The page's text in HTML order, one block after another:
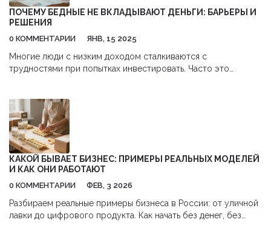
ПОЧЕМУ БЕДНЫЕ НЕ ВКЛАДЫВАЮТ ДЕНЬГИ: БАРЬЕРЫ И
РЕШЕНИЯ
0 КОММЕНТАРИИ ЯНВ, 15 2025
Многие люди с низким доходом сталкиваются с
трудностями при попытках инвестировать. Часто это
небольшие шаги могут привести к улучшению финансового
положения. Образование в области финансов и доступ к
ресурсам помогают преодолеть эти преграды.
КАКОЙ БЫВАЕТ БИЗНЕС: ПРИМЕРЫ РЕАЛЬНЫХ МОДЕЛЕЙ
И КАК ОНИ РАБОТАЮТ
0 КОММЕНТАРИИ ФЕВ, 3 2026
Разбираем реальные примеры бизнеса в России: от уличной
лавки до цифрового продукта. Как начать без денег, без